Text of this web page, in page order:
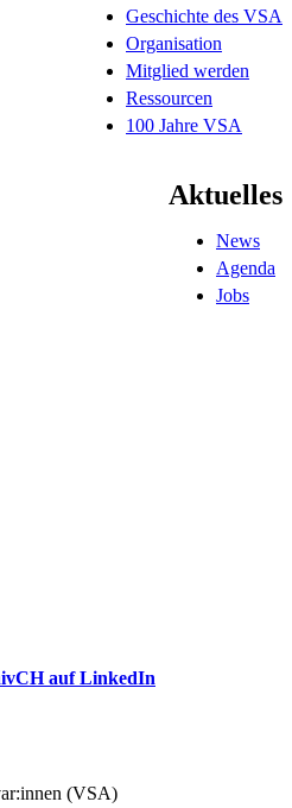
Geschichte des VSA
Organisation
Mitglied werden
Ressourcen
100 Jahre VSA
Aktuelles
News
Agenda
Jobs
auf LinkedIn
(VSA)